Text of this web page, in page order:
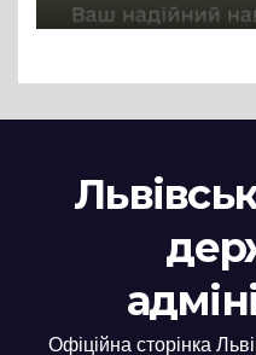
Офіційна сторінка